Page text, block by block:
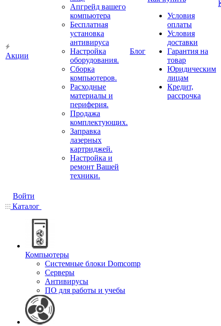
Акции
Апгрейд вашего
компьютера
Бесплатная
установка
антивируса
Настройка
оборудования.
Сборка
компьютеров.
Расходные
материалы и
периферия.
Продажа
комплектующих.
Заправка
лазерных
картриджей.
Настройка и
ремонт Вашей
техники.
Блог
Условия
оплаты
Условия
доставки
Гарантия на
товар
Юридическим
лицам
Кредит,
рассрочка
Войти
Каталог
Компьютеры
Системные блоки Domcomp
Серверы
Антивирусы
ПО для работы и учебы